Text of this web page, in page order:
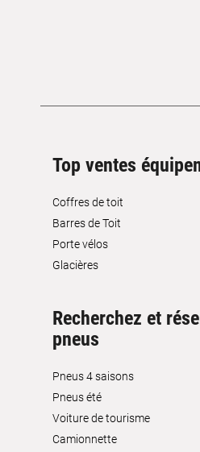
Top ventes
Coffres de toit
Barres de Toit
Porte vélos
Glacières
Recherchez et
pneus
Pneus 4 saisons
Pneus été
Voiture de tourisme
Camionnette